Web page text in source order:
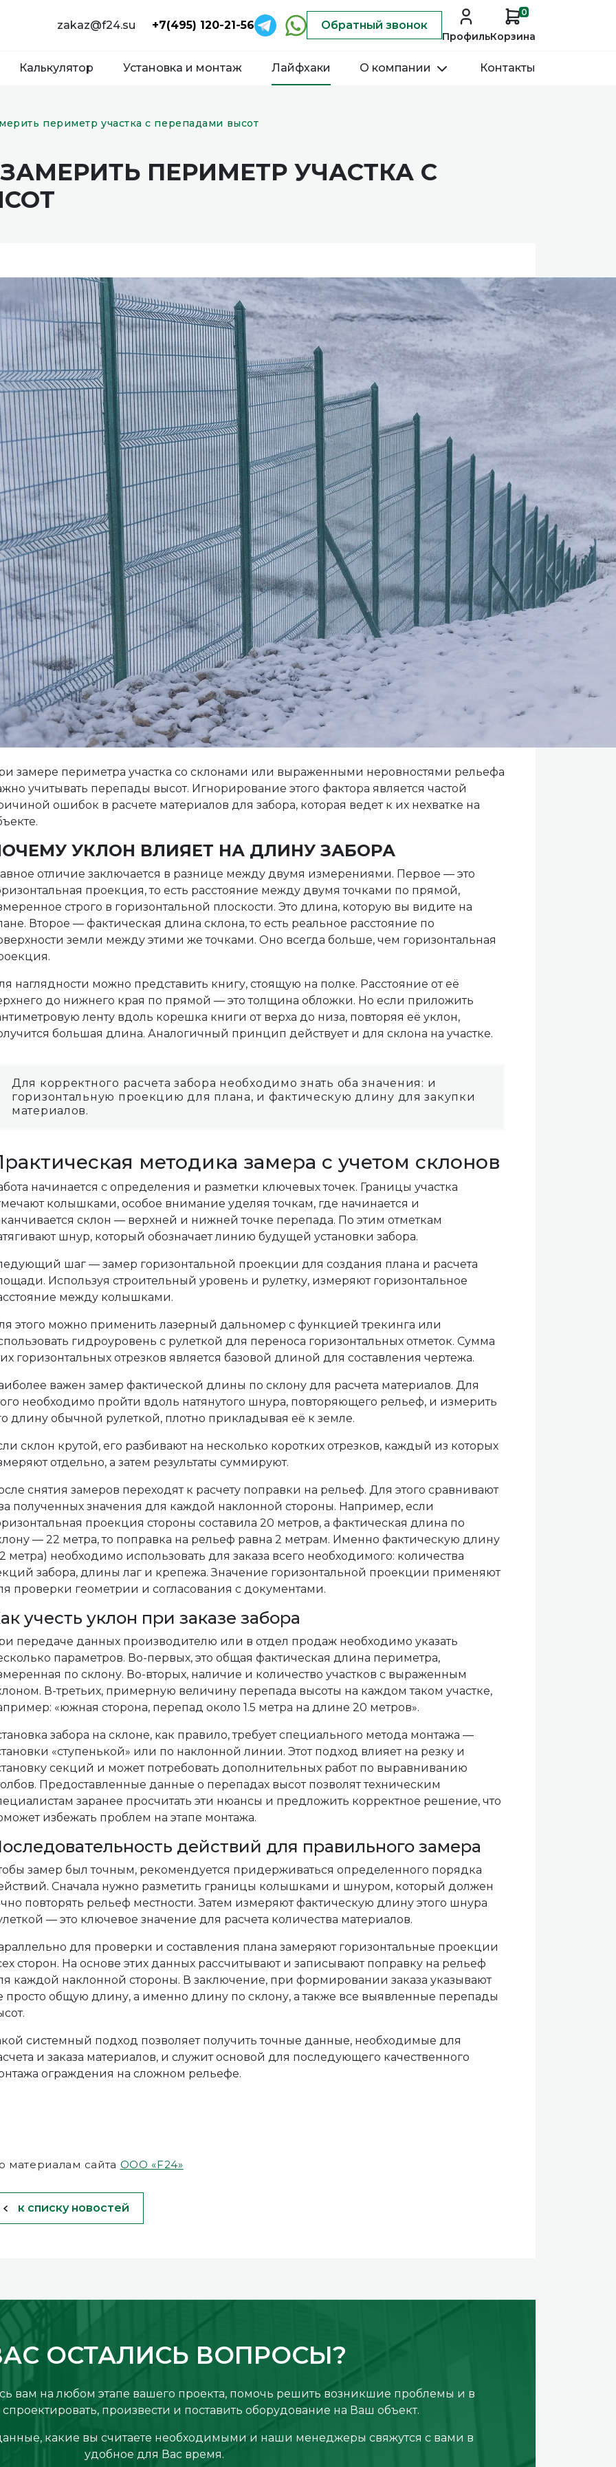
zakaz@f24.su +7(495) 120-21-56 Обратный звонок
Профиль
0
Корзина
Калькулятор Установка и монтаж Лайфхаки О компании Контакты
периметр участка с перепадами высот
ПЕРИМЕТР УЧАСТКА С
замере периметра участка со склонами или выраженными неровностями рельефа
учитывать перепады высот. Игнорирование этого фактора является частой
ошибок в расчете материалов для забора, которая ведет к их нехватке на
УКЛОН ВЛИЯЕТ НА ДЛИНУ ЗАБОРА
отличие заключается в разнице между двумя измерениями. Первое — это
проекция, то есть расстояние между двумя точками по прямой,
строго в горизонтальной плоскости. Это длина, которую вы видите на
Второе — фактическая длина склона, то есть реальное расстояние по
земли между этими же точками. Оно всегда больше, чем горизонтальная
наглядности можно представить книгу, стоящую на полке. Расстояние от её
до нижнего края по прямой — это толщина обложки. Но если приложить
ленту вдоль корешка книги от верха до низа, повторяя её уклон,
большая длина. Аналогичный принцип действует и для склона на участке.
Для корректного расчета забора необходимо знать оба значения: и
горизонтальную проекцию для плана, и фактическую длину для закупки
материалов.
методика замера с учетом склонов
начинается с определения и разметки ключевых точек. Границы участка
колышками, особое внимание уделяя точкам, где начинается и
склон — верхней и нижней точке перепада. По этим отметкам
шнур, который обозначает линию будущей установки забора.
шаг — замер горизонтальной проекции для создания плана и расчета
Используя строительный уровень и рулетку, измеряют горизонтальное
между колышками.
этого можно применить лазерный дальномер с функцией трекинга или
гидроуровень с рулеткой для переноса горизонтальных отметок. Сумма
горизонтальных отрезков является базовой длиной для составления чертежа.
важен замер фактической длины по склону для расчета материалов. Для
необходимо пройти вдоль натянутого шнура, повторяющего рельеф, и измерить
длину обычной рулеткой, плотно прикладывая её к земле.
склон крутой, его разбивают на несколько коротких отрезков, каждый из которых
отдельно, а затем результаты суммируют.
снятия замеров переходят к расчету поправки на рельеф. Для этого сравнивают
полученных значения для каждой наклонной стороны. Например, если
проекция стороны составила 20 метров, а фактическая длина по
— 22 метра, то поправка на рельеф равна 2 метрам. Именно фактическую длину
метра) необходимо использовать для заказа всего необходимого: количества
забора, длины лаг и крепежа. Значение горизонтальной проекции применяют
проверки геометрии и согласования с документами.
учесть уклон при заказе забора
передаче данных производителю или в отдел продаж необходимо указать
параметров. Во-первых, это общая фактическая длина периметра,
по склону. Во-вторых, наличие и количество участков с выраженным
В-третьих, примерную величину перепада высоты на каждом таком участке,
«южная сторона, перепад около 1.5 метра на длине 20 метров».
забора на склоне, как правило, требует специального метода монтажа —
«ступенькой» или по наклонной линии. Этот подход влияет на резку и
секций и может потребовать дополнительных работ по выравниванию
Предоставленные данные о перепадах высот позволят техническим
заранее просчитать эти нюансы и предложить корректное решение, что
избежать проблем на этапе монтажа.
действий для правильного замера
замер был точным, рекомендуется придерживаться определенного порядка
Сначала нужно разметить границы колышками и шнуром, который должен
повторять рельеф местности. Затем измеряют фактическую длину этого шнура
— это ключевое значение для расчета количества материалов.
для проверки и составления плана замеряют горизонтальные проекции
сторон. На основе этих данных рассчитывают и записывают поправку на рельеф
каждой наклонной стороны. В заключение, при формировании заказа указывают
просто общую длину, а именно длину по склону, а также все выявленные перепады
системный подход позволяет получить точные данные, необходимые для
и заказа материалов, и служит основой для последующего качественного
ограждения на сложном рельефе.
материалам сайта ООО «F24»
к списку новостей
ОСТАЛИСЬ ВОПРОСЫ?
вам на любом этапе вашего проекта, помочь решить возникшие проблемы и в
произвести и поставить оборудование на Ваш объект.
какие вы считаете необходимыми и наши менеджеры свяжутся с вами в
удобное для Вас время.